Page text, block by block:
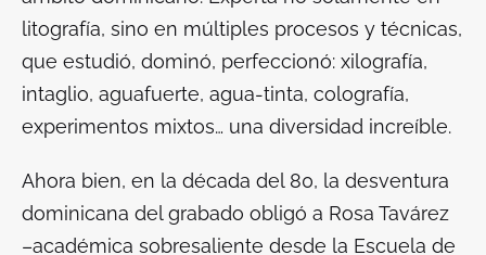
litografía, sino en múltiples procesos y técnicas,
que estudió, dominó, perfeccionó: xilografía,
intaglio, aguafuerte, agua-tinta, colografía,
experimentos mixtos… una diversidad increíble.
Ahora bien, en la década del 80, la desventura
dominicana del grabado obligó a Rosa Tavárez
–académica sobresaliente desde la Escuela de